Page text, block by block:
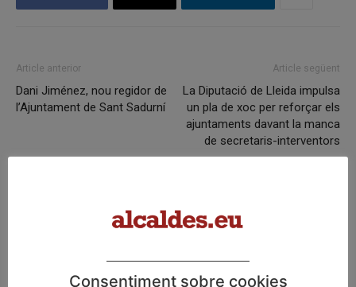
Article anterior
Dani Jiménez, nou regidor de
l’Ajuntament de Sant Sadurní
Article següent
La Diputació de Lleida impulsa
un pla de xoc per reforçar els
ajuntaments davant la manca
de secretaris-interventors
recuperació de les Cases del Castell
Consentiment sobre cookies